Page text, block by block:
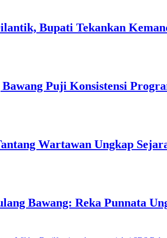
Bupati Tekankan
Puji Konsistensi
Wartawan Ungkap
Bawang: Reka Punnata